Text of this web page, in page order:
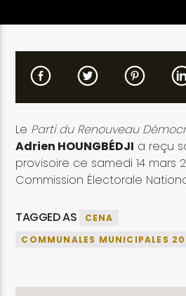
Etele en direct
Le Parti du Renouveau
Adrien HOUNGBÉDJI a reçu
provisoire ce samedi 14 mars
Commission Électorale
TAGGED AS
CENA
COMMUNALES MUNICIPALES